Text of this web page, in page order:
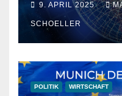
9. APRIL 2025
SCHOELLER
POLITIK WIRTSCHAFT